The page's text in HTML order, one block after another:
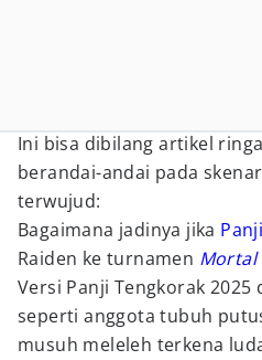
Ini bisa dibilang artikel
berandai-andai pada
terwujud:
Bagaimana jadinya jika
Raiden ke turnamen Mortal
Versi Panji Tengkorak
seperti anggota tubuh
musuh meleleh terkena